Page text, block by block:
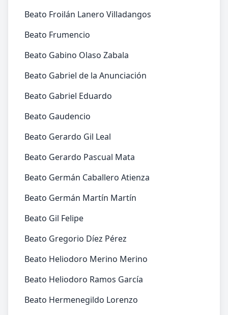
Beato Froilán Lanero Villadangos
Beato Frumencio
Beato Gabino Olaso Zabala
Beato Gabriel de la Anunciación
Beato Gabriel Eduardo
Beato Gaudencio
Beato Gerardo Gil Leal
Beato Gerardo Pascual Mata
Beato Germán Caballero Atienza
Beato Germán Martín Martín
Beato Gil Felipe
Beato Gregorio Díez Pérez
Beato Heliodoro Merino Merino
Beato Heliodoro Ramos García
Beato Hermenegildo Lorenzo